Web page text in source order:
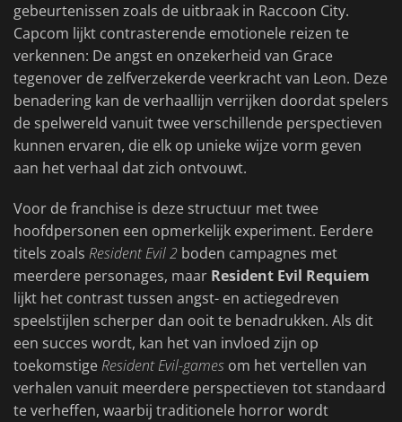
gebeurtenissen zoals de uitbraak in Raccoon City.
Capcom lijkt contrasterende emotionele reizen te
verkennen: De angst en onzekerheid van Grace
tegenover de zelfverzekerde veerkracht van Leon. Deze
benadering kan de verhaallijn verrijken doordat spelers
de spelwereld vanuit twee verschillende perspectieven
kunnen ervaren, die elk op unieke wijze vorm geven
aan het verhaal dat zich ontvouwt.
Voor de franchise is deze structuur met twee
hoofdpersonen een opmerkelijk experiment. Eerdere
titels zoals Resident Evil 2 boden campagnes met
meerdere personages, maar Resident Evil Requiem
lijkt het contrast tussen angst- en actiegedreven
speelstijlen scherper dan ooit te benadrukken. Als dit
een succes wordt, kan het van invloed zijn op
toekomstigeResident Evil-games om het vertellen van
verhalen vanuit meerdere perspectieven tot standaard
te verheffen, waarbij traditionele horror wordt